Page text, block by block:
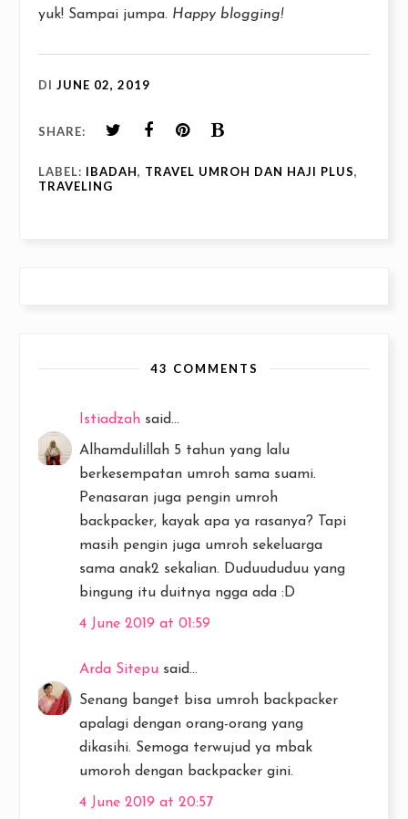
yuk! Sampai jumpa. Happy blogging!
DI JUNE 02, 2019
SHARE:
LABEL: IBADAH, TRAVEL UMROH DAN HAJI PLUS,
TRAVELING
43 COMMENTS
Istiadzah said...
Alhamdulillah 5 tahun yang lalu
berkesempatan umroh sama suami.
Penasaran juga pengin umroh
backpacker, kayak apa ya rasanya? Tapi
masih pengin juga umroh sekeluarga
sama anak2 sekalian. Duduududuu yang
bingung itu duitnya ngga ada :D
4 June 2019 at 01:59
Arda Sitepu said...
Senang banget bisa umroh backpacker
apalagi dengan orang-orang yang
dikasihi. Semoga terwujud ya mbak
umoroh dengan backpacker gini.
4 June 2019 at 20:57